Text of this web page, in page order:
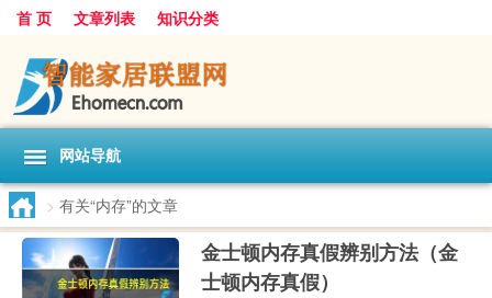
首 页 文章列表 知识分类
网站导航
> 有关“内存”的文章
金士顿内存真假辨别方法（金
士顿内存真假）